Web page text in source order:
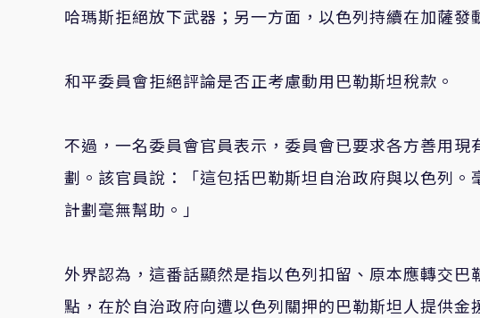
哈瑪斯拒絕放下武器；另一方面，以色列持續在加薩
和平委員會拒絕評論是否正考慮動用巴勒斯坦稅款。
不過，一名委員會官員表示，委員會已要求各方善用
劃。該官員說：「這包括巴勒斯坦自治政府與以色列
計劃毫無幫助。」
外界認為，這番話顯然是指以色列扣留、原本應轉交
點，在於自治政府向遭以色列關押的巴勒斯坦人提供金